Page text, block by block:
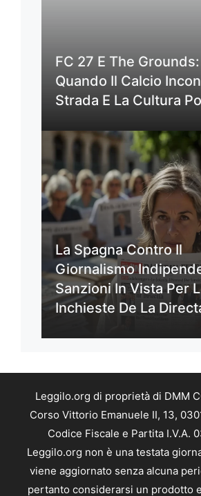
FC 27 E The Grounds:
Quando Il Calcio
Strada E La Cultura
La Spagna Contro Il
Giornalismo
Sanzioni In Vista Per
Inchieste De La
Leggilo.org di proprietà di DMM
Corso Vittorio Emanuele II, 13,
Codice Fiscale e Partita I.V.A.
Leggilo.org non è una testata
viene aggiornato senza alcuna
pertanto considerarsi un prodotto